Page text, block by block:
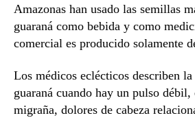
Amazonas han usado las semillas
guaraná como bebida y como
comercial es producido solamente
Los médicos eclécticos describen
guaraná cuando hay un pulso
migraña, dolores de cabeza